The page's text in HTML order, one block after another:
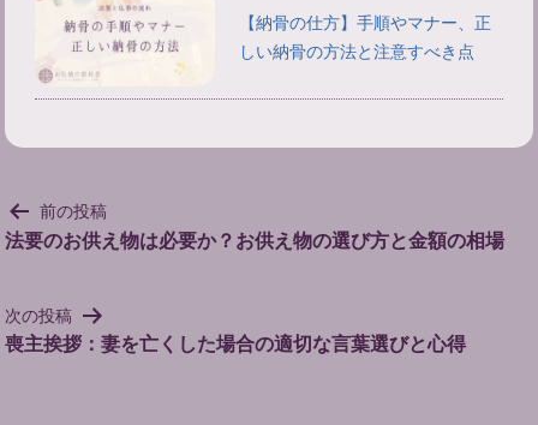
【納骨の仕方】手順やマナー、正
しい納骨の方法と注意すべき点
投
稿
ゲ
ー
前の投稿
法要のお供え物は必要か？お供え物の選び方と金額の相場
次の投稿
喪主挨拶：妻を亡くした場合の適切な言葉選びと心得